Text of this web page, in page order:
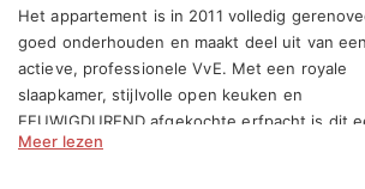
Het appartement is in 2011 volledig
goed onderhouden en maakt deel uit van een
actieve, professionele VvE. Met een royale
slaapkamer, stijlvolle open keuken en
EEUWIGDUREND afgekochte erfpacht is dit
ideale plek voor wie op zoek is naar een
Meer lezen